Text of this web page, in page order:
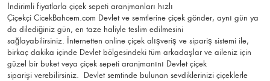
İndirimli fiyatlarla çiçek sepeti aranjmanları hızlı
Çiçekçi CicekBahcem.com Devlet ve semtlerine çiçek gönder, aynı gün ya
da dilediğiniz gün, en taze haliyle teslim edilmesini
sağlayabilirsiniz. İnternetten online çiçek alışveriş ve sipariş sistemi ile,
birkaç dakika içinde Devlet bölgesindeki tüm arkadaşlar ve aileniz için
güzel bir buket veya çiçek sepeti aranjmanını Devlet çiçek
siparişi verebilirsiniz. Devlet semtinde bulunan sevdiklerinizi çiçeklerle